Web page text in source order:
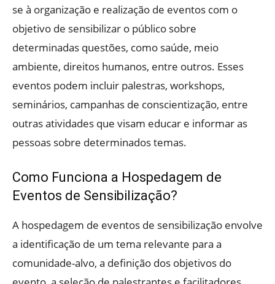
se à organização e realização de eventos com o
objetivo de sensibilizar o público sobre
determinadas questões, como saúde, meio
ambiente, direitos humanos, entre outros. Esses
eventos podem incluir palestras, workshops,
seminários, campanhas de conscientização, entre
outras atividades que visam educar e informar as
pessoas sobre determinados temas.
Como Funciona a Hospedagem de
Eventos de Sensibilização?
A hospedagem de eventos de sensibilização envolve
a identificação de um tema relevante para a
comunidade-alvo, a definição dos objetivos do